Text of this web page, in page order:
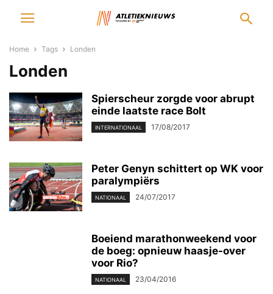
Home Tags Londen
Londen
Spierscheur zorgde voor abrupt
einde laatste race Bolt
INTERNATIONAAL 17/08/2017
Peter Genyn schittert op WK voor
paralympiërs
NATIONAAL 24/07/2017
Boeiend marathonweekend voor
de boeg: opnieuw haasje-over
voor Rio?
NATIONAAL 23/04/2016